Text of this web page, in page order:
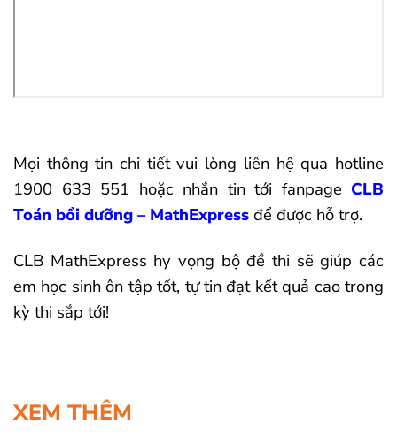
Mọi thông tin chi tiết vui lòng liên hệ qua hotline
1900 633 551 hoặc nhắn tin tới fanpage CLB
Toán bồi dưỡng – MathExpressđể được hỗ trợ.
CLB MathExpress hy vọng bộ đề thi sẽ giúp các
em học sinh ôn tập tốt, tự tin đạt kết quả cao trong
kỳ thi sắp tới!
XEM THÊM